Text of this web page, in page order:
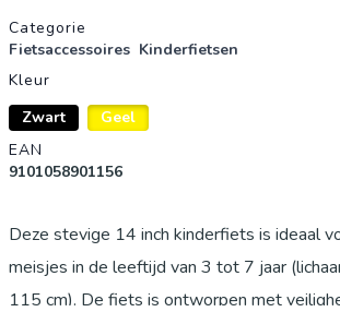
Productgegevens
Categorie
Fietsaccessoires Kinderfietsen
Kleur
Zwart
Geel
EAN
9101058901156
Deze stevige 14 inch kinderfiets is ideaal
meisjes in de leeftijd van 3 tot 7 jaar
115 cm). De fiets is ontworpen met